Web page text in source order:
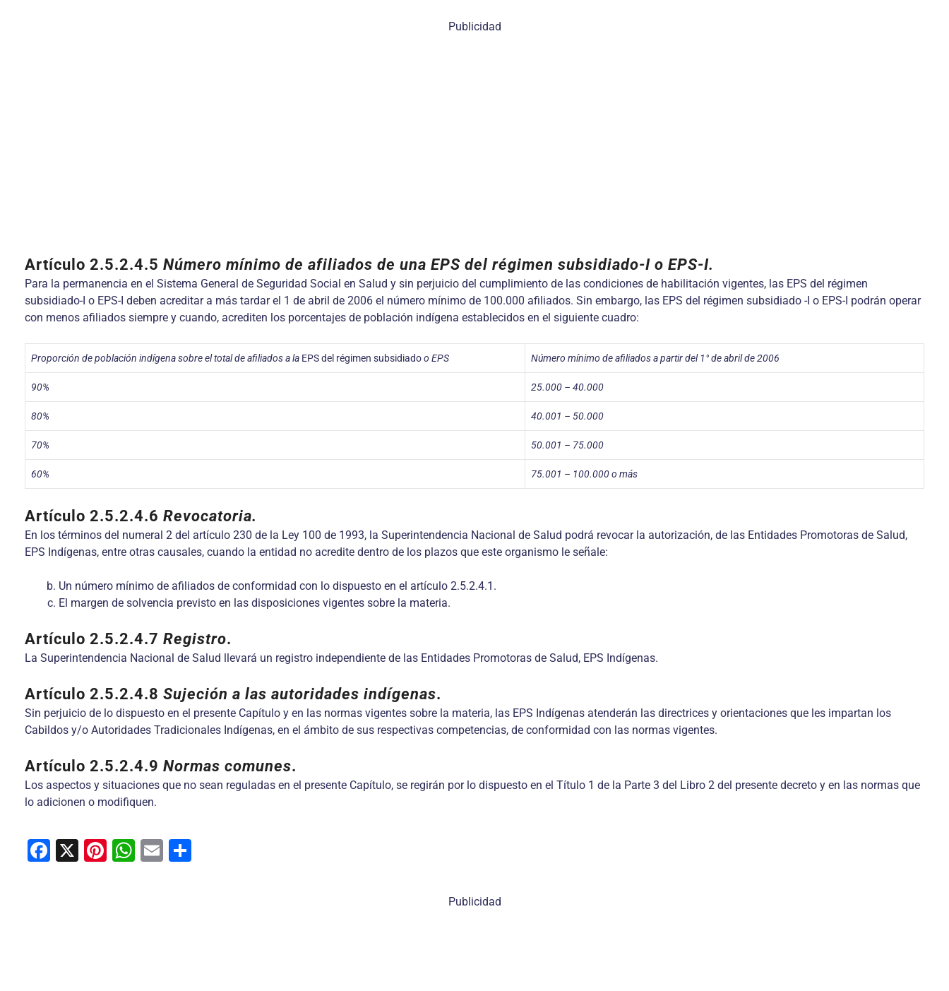
Publicidad
Artículo 2.5.2.4.5 Número mínimo de afiliados de una EPS del régimen subsidiado-I o EPS-I.
Para la permanencia en el Sistema General de Seguridad Social en Salud y sin perjuicio del cumplimiento de las condiciones de habilitación vigentes, las EPS del régimen
subsidiado-I o EPS-I deben acreditar a más tardar el 1 de abril de 2006 el número mínimo de 100.000 afiliados. Sin embargo, las EPS del régimen subsidiado -I o EPS-I podrán operar
con menos afiliados siempre y cuando, acrediten los porcentajes de población indígena establecidos en el siguiente cuadro:
Proporción de población indígena sobre el total de afiliados a la EPS del régimen subsidiadoo EPS Número mínimo de afiliados a partir del 1° de abril de 2006
90% 25.000 – 40.000
80% 40.001 – 50.000
70% 50.001 – 75.000
60% 75.001 – 100.000 o más
Artículo 2.5.2.4.6 Revocatoria.
En los términos del numeral 2 del artículo 230 de la Ley 100 de 1993, la Superintendencia Nacional de Salud podrá revocar la autorización, de las Entidades Promotoras de Salud,
EPS Indígenas, entre otras causales, cuando la entidad no acredite dentro de los plazos que este organismo le señale:
Un número mínimo de afiliados de conformidad con lo dispuesto en el artículo 2.5.2.4.1.
El margen de solvencia previsto en las disposiciones vigentes sobre la materia.
Artículo 2.5.2.4.7 Registro.
La Superintendencia Nacional de Salud llevará un registro independiente de las Entidades Promotoras de Salud, EPS Indígenas.
Artículo 2.5.2.4.8 Sujeción a las autoridades indígenas.
Sin perjuicio de lo dispuesto en el presente Capítulo y en las normas vigentes sobre la materia, las EPS Indígenas atenderán las directrices y orientaciones que les impartan los
Cabildos y/o Autoridades Tradicionales Indígenas, en el ámbito de sus respectivas competencias, de conformidad con las normas vigentes.
Artículo 2.5.2.4.9 Normas comunes.
Los aspectos y situaciones que no sean reguladas en el presente Capítulo, se regirán por lo dispuesto en el Título 1 de la Parte 3 del Libro 2 del presente decreto y en las normas que
lo adicionen o modifiquen.
F
X
Pi W E
Publicidad